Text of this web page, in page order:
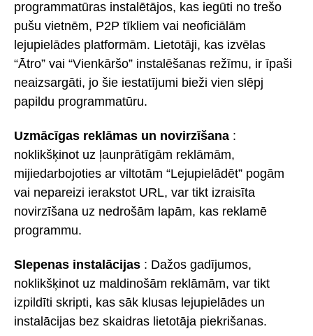
programmatūras instalētājos, kas iegūti no trešo
pušu vietnēm, P2P tīkliem vai neoficiālām
lejupielādes platformām. Lietotāji, kas izvēlas
“Ātro” vai “Vienkāršo” instalēšanas režīmu, ir īpaši
neaizsargāti, jo šie iestatījumi bieži vien slēpj
papildu programmatūru.
Uzmācīgas reklāmas un novirzīšana :
noklikšķinot uz ļaunprātīgām reklāmām,
mijiedarbojoties ar viltotām “Lejupielādēt” pogām
vai nepareizi ierakstot URL, var tikt izraisīta
novirzīšana uz nedrošām lapām, kas reklamē
programmu.
Slepenas instalācijas : Dažos gadījumos,
noklikšķinot uz maldinošām reklāmām, var tikt
izpildīti skripti, kas sāk klusas lejupielādes un
instalācijas bez skaidras lietotāja piekrišanas.